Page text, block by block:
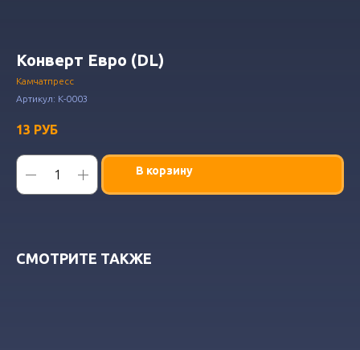
Конверт Евро (DL)
Камчатпресс
Артикул: К-0003
13 РУБ
В корзину
СМОТРИТЕ ТАКЖЕ